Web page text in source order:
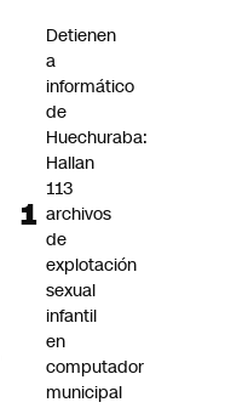
Detienen
a
informático
de
Huechuraba:
Hallan
113
archivos
de
explotación
sexual
infantil
en
computador
municipal